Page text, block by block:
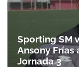
Sporting SM
Ansony Frías
Jornada 3